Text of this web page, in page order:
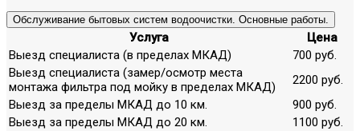
Обслуживание бытовых систем водоочистки. Основные работы.
Услуга
Цена
Выезд специалиста (в пределах МКАД)
700 руб.
Выезд специалиста (замер/осмотр места
монтажа фильтра под мойку в пределах МКАД)
2200 руб.
Выезд за пределы МКАД до 10 км.
900 руб.
Выезд за пределы МКАД до 20 км.
1100 руб.